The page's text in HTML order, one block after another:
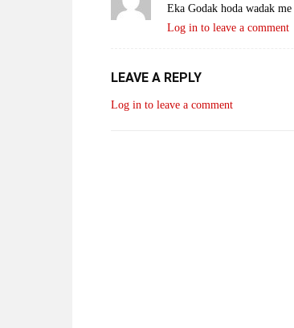
Eka Godak hoda wadak
Log in to leave a comment
LEAVE A REPLY
Log in to leave a comment